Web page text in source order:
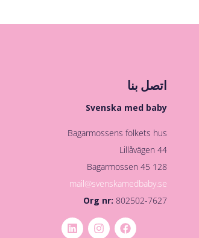
اتصل بنا
Svenska med baby
Bagarmossens folkets hus
Lillåvägen 44
128 45 Bagarmossen
mail@svenskamedbaby.se
Org nr:802502-7627